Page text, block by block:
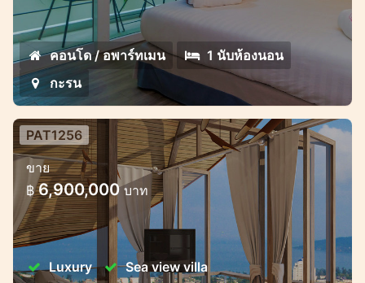
คอนโด / อพาร์ทเมน
1 นับห้องนอน
กะรน
PAT1256
ขาย
฿ 6,900,000บาท
Luxury
Sea view villa